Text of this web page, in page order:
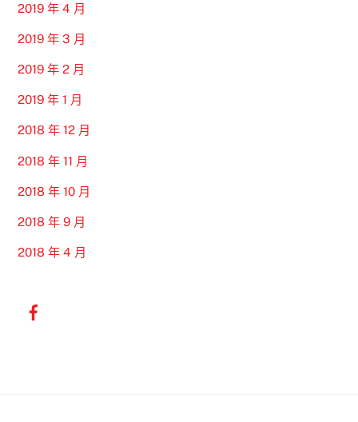
2019 年 4 月
2019 年 3 月
2019 年 2 月
2019 年 1 月
2018 年 12 月
2018 年 11 月
2018 年 10 月
2018 年 9 月
2018 年 4 月